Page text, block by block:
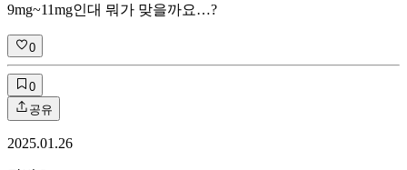
9mg~11mg인대 뭐가 맞을까요…?
0
0
공유
2025.01.26